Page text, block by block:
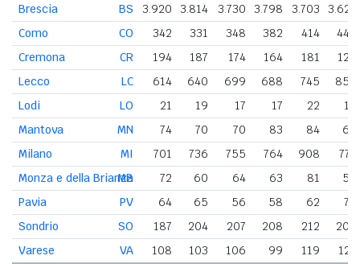
BS
Brescia 3.920 3.814 3.730 3.798 3.703
3.624
CO
Como 342 331 348 382 414
449
CR
Cremona 194 187 174 164 181
129
LC
Lecco 614 640 699 688 745
859
LO
Lodi 21 19 17 17 22
18
MN
Mantova 74 70 70 83 84
65
MI
Milano 701 736 755 764 908
774
MB
Monza e della Brianza 72 60 64 63 81
58
PV
Pavia 64 65 56 58 62
70
SO
Sondrio 187 204 207 208 212
206
VA
Varese 108 103 106 99 119
122